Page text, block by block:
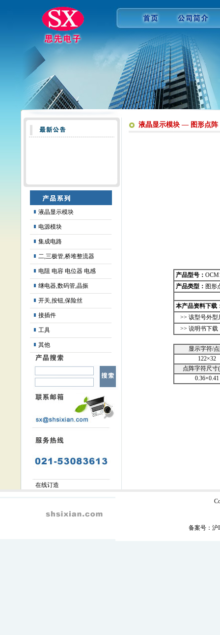
液晶显示模块
电源模块
集成电路
二,三极管,桥堆整流器
电阻 电容 电位器 电感
继电器,数码管,晶振
开关,按钮,保险丝
接插件
工具
其他
在线订造
液晶显示模块 — 图形点阵
产品型号：
产品类型： 图形
本产品资料下载
>> 该型号外型
>> 说明书下载
显示字符/
122×32
点阵字符尺寸
0.36×0.41
备案号： 沪